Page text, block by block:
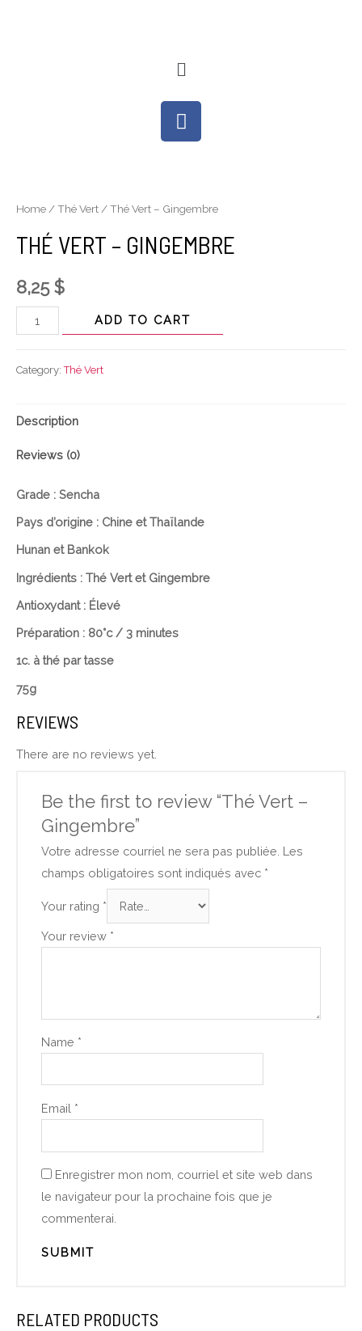
Home/Thé Vert/ Thé Vert – Gingembre
THÉ VERT – GINGEMBRE
8,25$
ADD TO CART
Category:Thé Vert
Description
Reviews (0)
Grade : Sencha
Pays d’origine : Chine et Thaïlande
Hunan et Bankok
Ingrédients : Thé Vert et Gingembre
Antioxydant : Élevé
Préparation : 80°c / 3 minutes
1c. à thé par tasse
75g
REVIEWS
There are no reviews yet.
Be the first to review “Thé Vert –
Gingembre”
Votre adresse courriel ne sera pas publiée. Les
champs obligatoires sont indiqués avec *
Your rating *
Your review *
Name *
Email *
Enregistrer mon nom, courriel et site web dans
le navigateur pour la prochaine fois que je
commenterai.
RELATED PRODUCTS